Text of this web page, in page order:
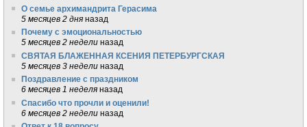
О семье архимандрита Герасима
5 месяцев 2 дня назад
Почему с эмоциональностью
5 месяцев 2 недели назад
СВЯТАЯ БЛАЖЕННАЯ КСЕНИЯ ПЕТЕРБУРГСКАЯ
5 месяцев 3 недели назад
Поздравление с праздником
6 месяцев 1 неделя назад
Спасибо что прочли и оценили!
6 месяцев 2 недели назад